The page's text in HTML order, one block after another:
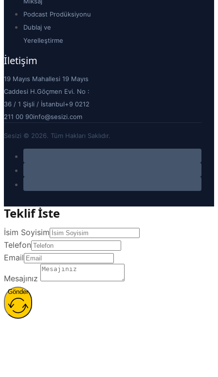
Podcast Prodüksiyonu
Dublaj ve
Yerelleştirme
İletişim
19 Mayıs Mahallesi 19 Mayıs
Caddesi H.Göçmen Evi. No :
36 / 1 Şişli / İstanbul+9 0212
211 00 90info@sesizi.com
Sesizi © 2026. Tüm Hakları Saklıdır.
Teklif İste
İsim Soyisim
Telefon
Email
Mesajınız
Gönder